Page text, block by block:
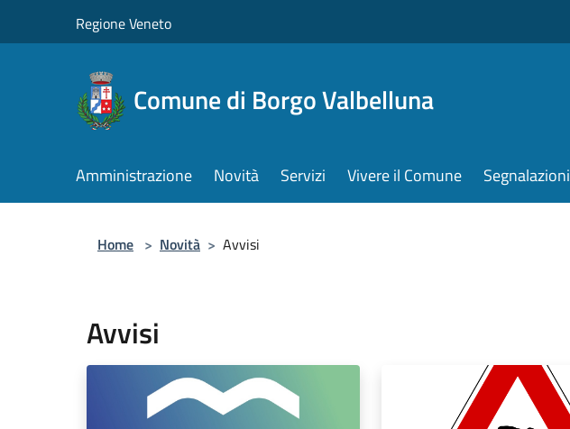
Regione Veneto
Comune di Borgo Valbelluna
Amministrazione Novità Servizi Vivere il Comune Segnalazioni
Home > Novità > Avvisi
Avvisi